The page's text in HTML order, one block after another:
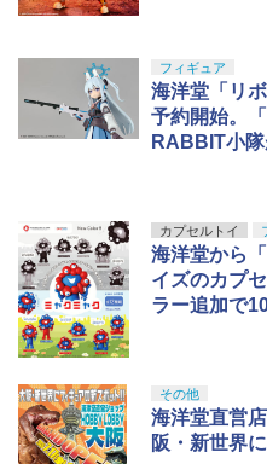
フィギュア
海洋堂「リ
予約開始。
RABBIT小
カプセルトイ
海洋堂から
イズのカプ
ラー追加で
その他
海洋堂直営
阪・新世界